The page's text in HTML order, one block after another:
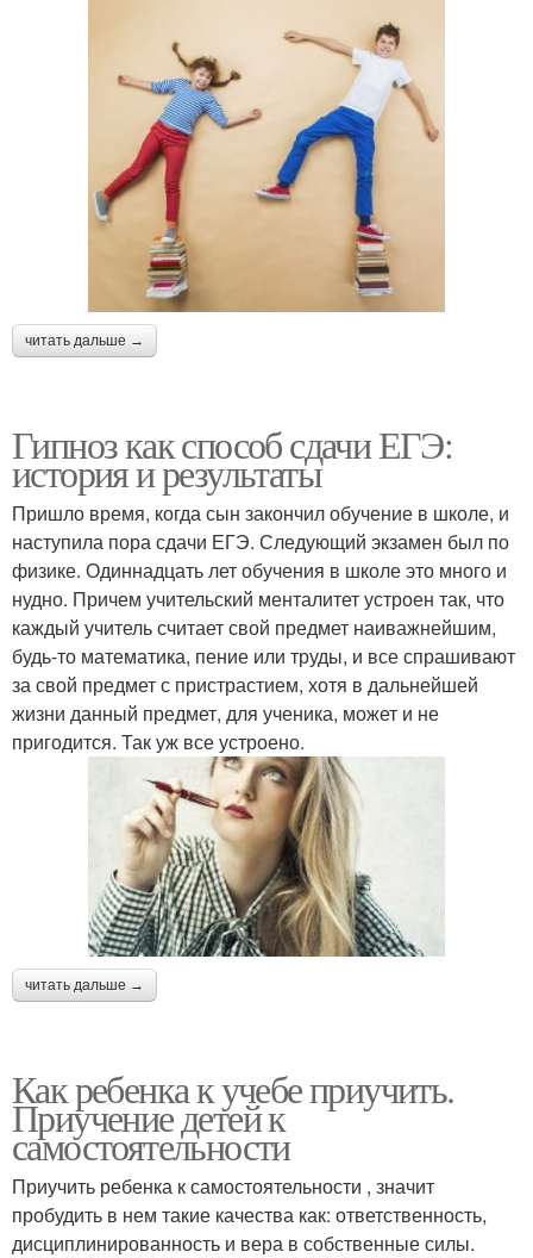
читать дальше →
Гипноз как способ сдачи ЕГЭ:
история и результаты
Пришло время, когда сын закончил обучение в школе, и
наступила пора сдачи ЕГЭ. Следующий экзамен был по
физике. Одиннадцать лет обучения в школе это много и
нудно. Причем учительский менталитет устроен так, что
каждый учитель считает свой предмет наиважнейшим,
будь-то математика, пение или труды, и все спрашивают
за свой предмет с пристрастием, хотя в дальнейшей
жизни данный предмет, для ученика, может и не
пригодится. Так уж все устроено.
читать дальше →
Как ребенка к учебе приучить.
Приучение детей к
самостоятельности
Приучить ребенка к самостоятельности , значит
пробудить в нем такие качества как: ответственность,
дисциплинированность и вера в собственные силы.